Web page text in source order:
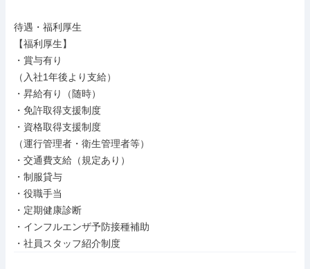
待遇・福利厚生
【福利厚生】
・賞与有り
（入社1年後より支給）
・昇給有り（随時）
・免許取得支援制度
・資格取得支援制度
（運行管理者・衛生管理者等）
・交通費支給（規定あり）
・制服貸与
・役職手当
・定期健康診断
・インフルエンザ予防接種補助
・社員スタッフ紹介制度